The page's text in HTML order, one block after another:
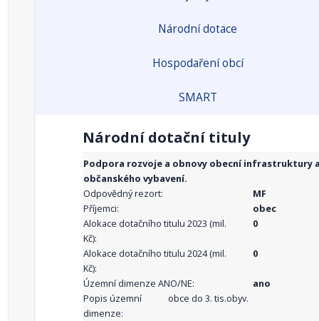
Národní dotace
Hospodaření obcí
SMART
Národní dotační tituly
Podpora rozvoje a obnovy obecní infrastruktury
občanského vybavení.
Odpovědný rezort:
MF
Příjemci:
obec
Alokace dotačního titulu 2023 (mil.
Kč):
0
Alokace dotačního titulu 2024 (mil.
Kč):
0
Územní dimenze ANO/NE:
ano
Popis územní
dimenze:
obce do 3. tis.obyv.